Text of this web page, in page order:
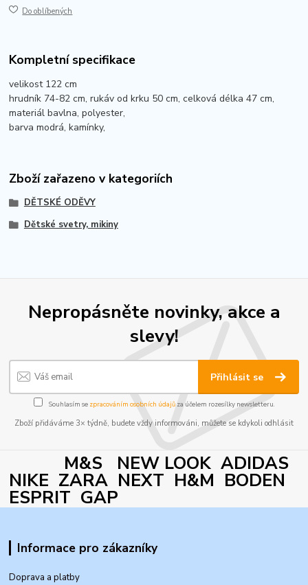
Do oblíbených
Kompletní specifikace
velikost 122 cm
hrudník 74-82 cm, rukáv od krku 50 cm, celková délka 47 cm,
materiál bavlna, polyester,
barva modrá, kamínky,
Zboží zařazeno v kategoriích
DĚTSKÉ ODĚVY
Dětské svetry, mikiny
Nepropásněte novinky, akce a
slevy!
Přihlásit se
Souhlasím se zpracováním osobních údajůza účelem rozesílky newsletteru.
Zboží přidáváme 3× týdně, budete vždy informováni, můžete se kdykoli odhlásit
M&S NEW LOOK ADIDAS
NIKE ZARA NEXT H&M BODEN
ESPRIT GAP
Informace pro zákazníky
Doprava a platby